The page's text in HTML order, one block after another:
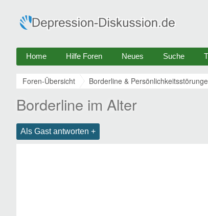
Home Hilfe Foren Neues Suche
Foren-Übersicht Borderline &
Borderline im Alter
Als Gast antworten +